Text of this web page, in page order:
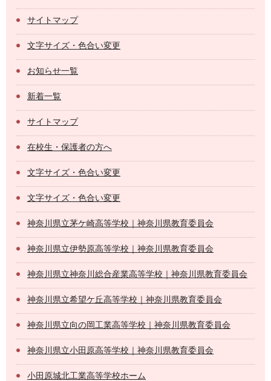
サイトマップ
文字サイズ・色合い変更
お知らせ一覧
新着一覧
サイトマップ
在校生・保護者の方へ
文字サイズ・色合い変更
文字サイズ・色合い変更
神奈川県立茅ケ崎高等学校｜神奈川県教育委員会
神奈川県立伊勢原高等学校｜神奈川県教育委員会
神奈川県立神奈川総合産業高等学校｜神奈川県教育委員会
神奈川県立希望ケ丘高等学校｜神奈川県教育委員会
神奈川県立向の岡工業高等学校｜神奈川県教育委員会
神奈川県立小田原高等学校｜神奈川県教育委員会
小田原城北工業高等学校ホーム